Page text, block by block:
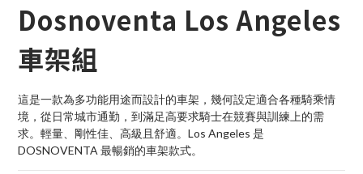
Dosnoventa Los Angeles
車架組
這是一款為多功能用途而設計的車架，幾何設定適合各種騎乘情
境，從日常城市通勤，到滿足高要求騎士在競賽與訓練上的需
求。輕量、剛性佳、高級且舒適。Los Angeles 是
DOSNOVENTA 最暢銷的車架款式。